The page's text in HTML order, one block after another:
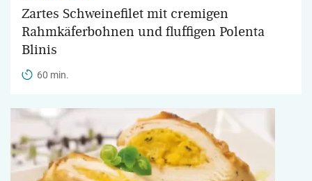
Zartes Schweinefilet mit cremigen
Rahmkäferbohnen und fluffigen Polenta
Blinis
60 min.